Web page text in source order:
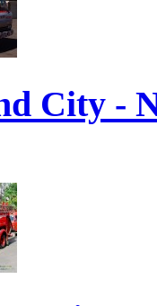
City -